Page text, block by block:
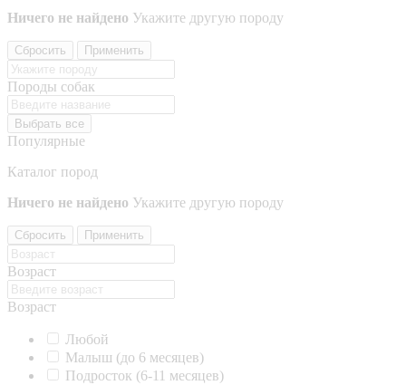
Ничего не найдено Укажите другую породу
Сбросить Применить
Породы собак
Выбрать все
Популярные
Каталог пород
Ничего не найдено Укажите другую породу
Сбросить Применить
Возраст
Возраст
Любой
Малыш (до 6 месяцев)
Подросток (6-11 месяцев)